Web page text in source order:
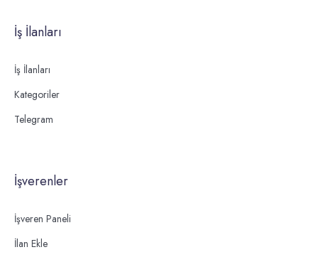
İş İlanları
İş İlanları
Kategoriler
Telegram
İşverenler
İşveren Paneli
İlan Ekle